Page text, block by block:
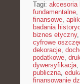
Tagi: akcesoria
fundamentalne,
finansowe,
badania
biznes etyczny,
cyfrowe
dekoracje,
podatkowe,
dywersyfikacja,
publiczna,
finansowanie